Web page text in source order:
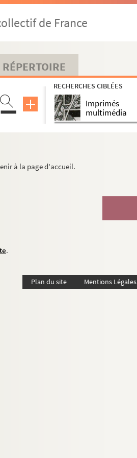
de France
RÉPERTOIRE
RECHERCHES CIBLÉES
Imprimés
multimédia
à la page d'accueil.
.
Plan du site Mentions Légales